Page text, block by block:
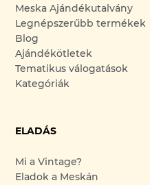
Meska Ajándékutalvány
Legnépszerűbb termékek
Blog
Ajándékötletek
Tematikus válogatások
Kategóriák
ELADÁS
Mi a Vintage?
Eladok a Meskán